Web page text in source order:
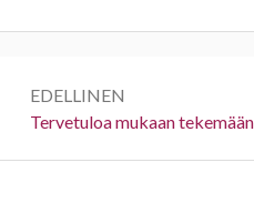
selaus
EDELLINEN
Edellinen:
Tervetuloa mukaan